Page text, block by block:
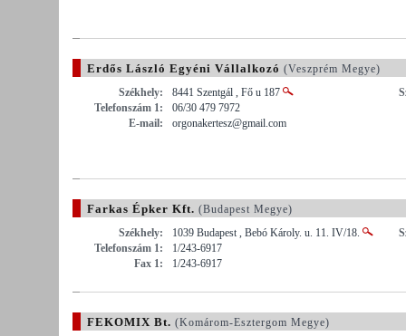
Erdős László Egyéni Vállalkozó (Veszprém Megye)
Székhely:
8441 Szentgál , Fő u 187
Telefonszám 1:
06/30 479 7972
E-mail:
orgonakertesz@gmail.com
Farkas Épker Kft. (Budapest Megye)
Székhely:
1039 Budapest , Bebó Károly. u. 11. IV/18.
Telefonszám 1:
1/243-6917
Fax 1:
1/243-6917
FEKOMIX Bt. (Komárom-Esztergom Megye)